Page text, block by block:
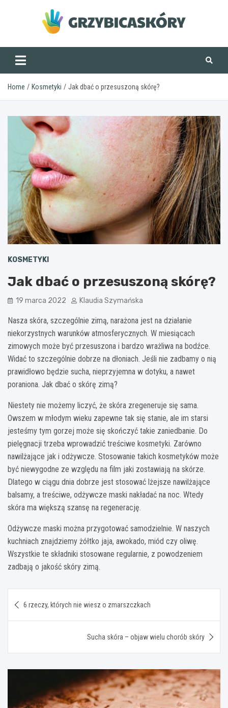
grzybicaskory.pl
Home Kosmetyki Jak dbać o przesuszoną skórę?
KOSMETYKI
Jak dbać o przesuszoną skórę?
19 marca 2022 Klaudia Szymańska
Nasza skóra, szczególnie zimą, narażona jest na działanie
niekorzystnych warunków atmosferycznych. W miesiącach
zimowych może być przesuszona i bardzo wrażliwa na bodźce.
Widać to szczególnie dobrze na dłoniach. Jeśli nie zadbamy o nią
prawidłowo będzie sucha, nieprzyjemna w dotyku, a nawet
poraniona. Jak dbać o skórę zimą?
Niestety nie możemy liczyć, że skóra zregeneruje się sama.
Owszem w młodym wieku zapewne tak się stanie, ale im starsi
jesteśmy tym gorzej może się skończyć takie zaniedbanie. Do
pielęgnacji trzeba wprowadzić treściwe kosmetyki. Zarówno
nawilżające jak i odżywcze. Stosowanie takich kosmetyków może
być niewygodne ze względu na film jaki zostawiają na skórze.
Dlatego w ciągu dnia dobrze jest stosować lżejsze nawilżające
balsamy, a treściwe, odżywcze maski nakładać na noc. Wtedy
skóra ma większą szansę na regenerację.
Odżywcze maski można przygotować samodzielnie. W naszych
kuchniach znajdziemy żółtko jaja, awokado, miód czy oliwę.
Wszystkie te składniki stosowane regularnie, z powodzeniem
zadbają o jakość skóry zimą.
wpisu
6 rzeczy, których nie wiesz o zmarszczkach
Sucha skóra – objaw wielu chorób skóry